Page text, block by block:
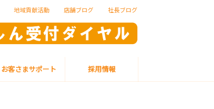
お客さまサポート 採用情報
地域貢献活動 店舗ブログ 社長ブログ